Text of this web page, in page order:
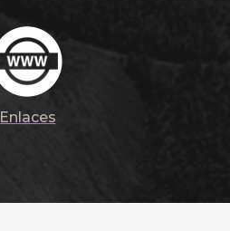
Enlaces